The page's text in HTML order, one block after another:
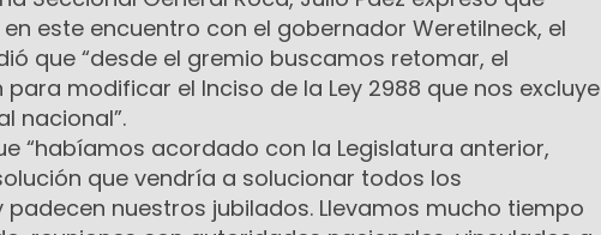
este encuentro con el gobernador Weretilneck, el
que “desde el gremio buscamos retomar, el
modificar el Inciso de la Ley 2988 que nos excluye
nacional”.
“habíamos acordado con la Legislatura anterior,
que vendría a solucionar todos los
padecen nuestros jubilados. Llevamos mucho tiempo